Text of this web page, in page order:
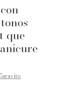
que